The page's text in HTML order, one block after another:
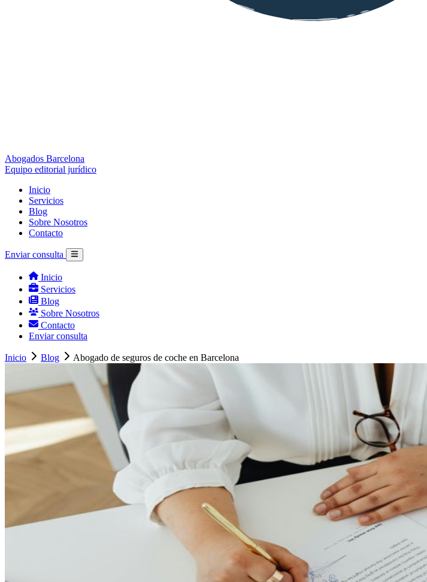
Abogados Barcelona
Equipo editorial jurídico
Inicio
Servicios
Blog
Sobre Nosotros
Contacto
Enviar consulta
Inicio
Servicios
Blog
Sobre Nosotros
Contacto
Enviar consulta
Inicio Blog Abogado de seguros de coche en Barcelona